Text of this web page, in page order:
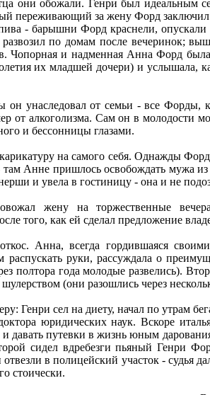
они обожали. Генри был идеальным
переживающий за жену Форд
- барышни Форд краснели,
по домам после вечеринок;
Чопорная и надменная Анна Форд
их младшей дочери) и услышала,
унаследовал от семьи - все Форды,
от алкоголизма. Сам он в молодости
и бессонницы глазами.
на самого себя. Однажды
Анне пришлось освобождать мужа
и увела в гостиницу - она и не
жену на торжественные
того, как ей сделал предложение
Анна, всегда гордившаяся
руки, рассуждала о
полтора года молодые развелись).
(они разошлись через
Генри сел на диету, начал по утрам
юридических наук. Вскоре
давать путевки в жизнь юным
сидел вдребезги пьяный Генри
в полицейский участок - судья
стоически.